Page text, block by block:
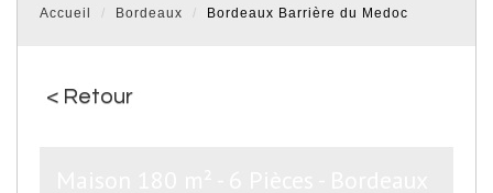
Accueil Bordeaux Bordeaux Barrière du Medoc
< Retour